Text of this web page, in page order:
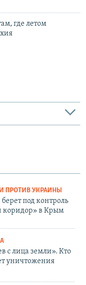
где летом
ПРОТИВ УКРАИНЫ
под контроль
коридор» в Крым
с лица земли». Кто
уничтожения